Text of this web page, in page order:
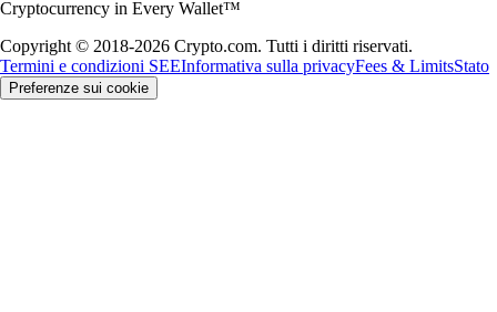
Cryptocurrency in Every Wallet™
Copyright © 2018-2026 Crypto.com. Tutti i diritti riservati.
Termini e condizioni SEEInformativa sulla privacyFees & LimitsStato
Preferenze sui cookie